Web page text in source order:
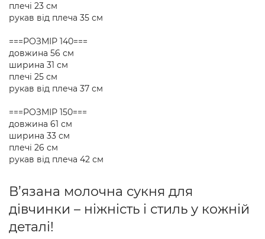
плечі 23 см
рукав від плеча 35 см
===РОЗМІР 140===
довжина 56 см
ширина 31 см
плечі 25 см
рукав від плеча 37 см
===РОЗМІР 150===
довжина 61 см
ширина 33 см
плечі 26 см
рукав від плеча 42 см
В’язана молочна сукня для
дівчинки – ніжність і стиль у кожній
деталі!